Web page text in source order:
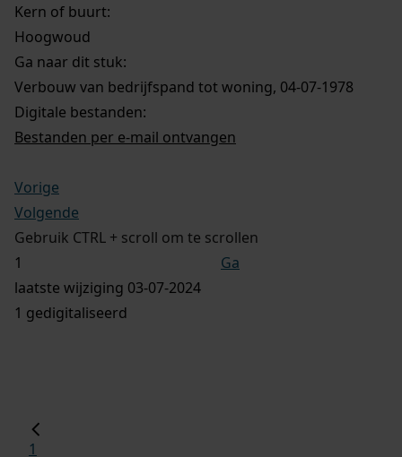
Kern of buurt:
Hoogwoud
Ga naar dit stuk:
Verbouw van bedrijfspand tot woning, 04-07-1978
Digitale bestanden:
Bestanden per e-mail ontvangen
Vorige
Volgende
Gebruik CTRL + scroll om te scrollen
Ga
laatste wijziging 03-07-2024
1 gedigitaliseerd
1